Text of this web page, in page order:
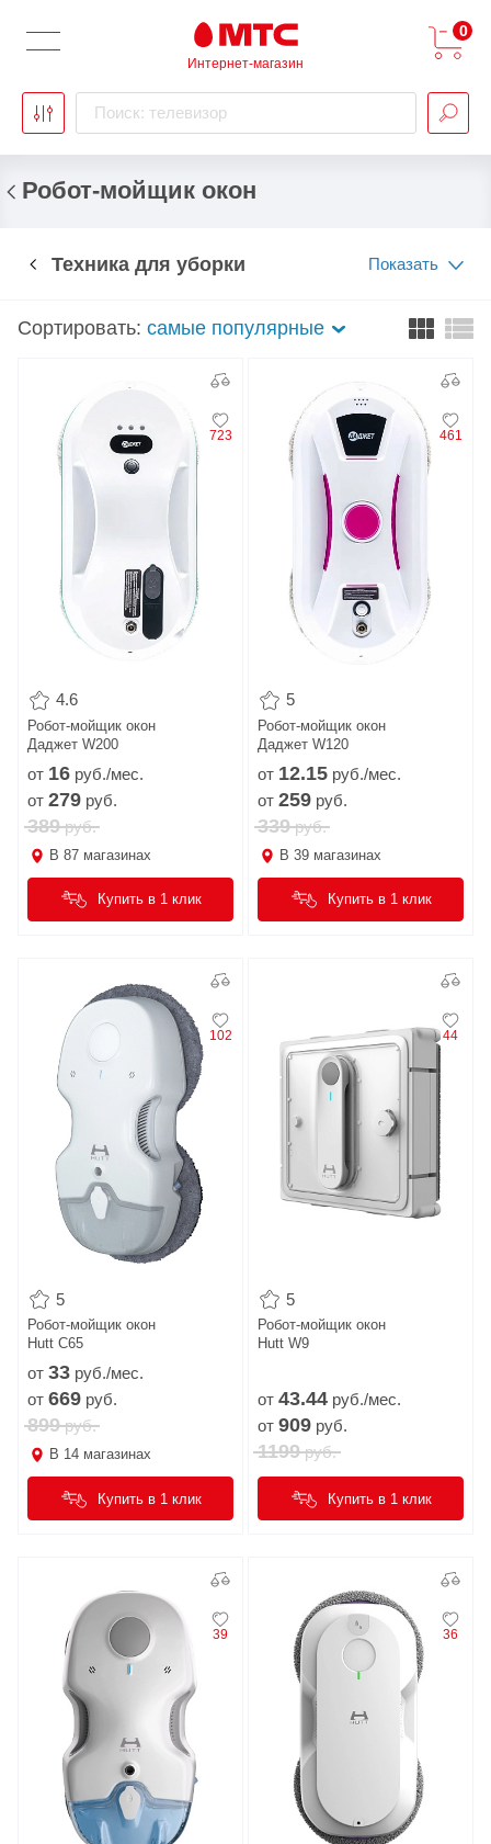
Интернет-магазин
Поиск: телевизор
0
Робот-мойщик окон
Техника для уборки Показать
Сортировать: самые популярные
723
4.6
Робот-мойщик окон
Даджет W200
от 16 руб./мес.
от 279 руб.
389руб.
В 87 магазинах
Купить в 1 клик
461
5
Робот-мойщик окон
Даджет W120
от 12.15 руб./мес.
от 259 руб.
339руб.
В 39 магазинах
Купить в 1 клик
102
5
Робот-мойщик окон
Hutt C65
от 33 руб./мес.
от 669 руб.
899руб.
В 14 магазинах
Купить в 1 клик
44
5
Робот-мойщик окон
Hutt W9
от 43.44 руб./мес.
от 909 руб.
1199руб.
Купить в 1 клик
39 36